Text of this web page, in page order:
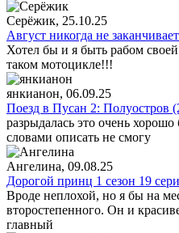
Серёжик, 25.10.25
Август никогда не
Хотел бы и я быть рабом
таком мотоцикле!!!
янкианон, 06.09.25
Поезд в Пусан 2: Полуостров
разрыдалась это очень хорошо
словами описать не смогу
Ангелина, 09.08.25
Дорогой принц 1 сезон 19
Вроде неплохой, но я бы на
второстепенного. Он и
главный